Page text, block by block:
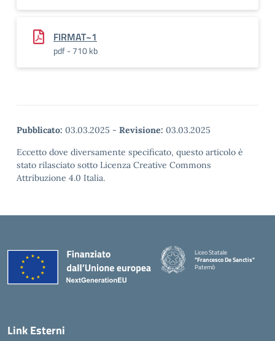
FIRMAT~1
pdf - 710 kb
Pubblicato: 03.03.2025 - Revisione: 03.03.2025
Eccetto dove diversamente specificato, questo articolo è
stato rilasciato sotto Licenza Creative Commons
Attribuzione 4.0 Italia.
Liceo Statale
"Francesco De Sanctis"
Paternò
Link Esterni